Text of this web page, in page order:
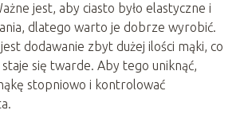
jest, aby ciasto było elastyczne i
dlatego warto je dobrze wyrobić.
dodawanie zbyt dużej ilości mąki, co
się twarde. Aby tego uniknąć,
stopniowo i kontrolować